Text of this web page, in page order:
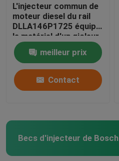
L'injecteur commun de
moteur diesel du rail
DLLA146P1725 équipe
le matériel d'un gicleur
en acier à grande
vitesse meilleur prix
Contact
Becs d'injecteur de Bosch